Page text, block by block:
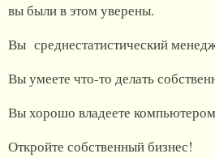
вы были в этом уверены.
Вы среднестатистический
Вы умеете что-то делать
Вы хорошо владеете
Откройте собственный бизнес!